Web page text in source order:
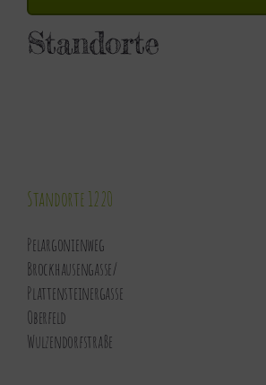
Standorte
Standorte 1220
Pelargonienweg
Brockhausengasse/
Plattensteinergasse
Oberfeld
Wulzendorfstraße